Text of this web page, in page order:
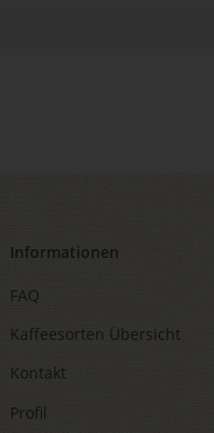
Informationen
FAQ
Kaffeesorten Übersicht
Kontakt
Profil